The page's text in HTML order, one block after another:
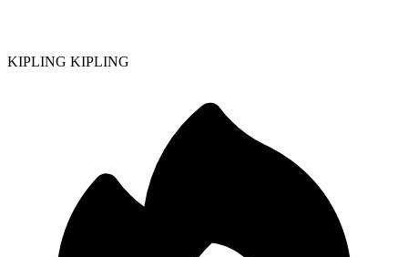
KIPLING KIPLING